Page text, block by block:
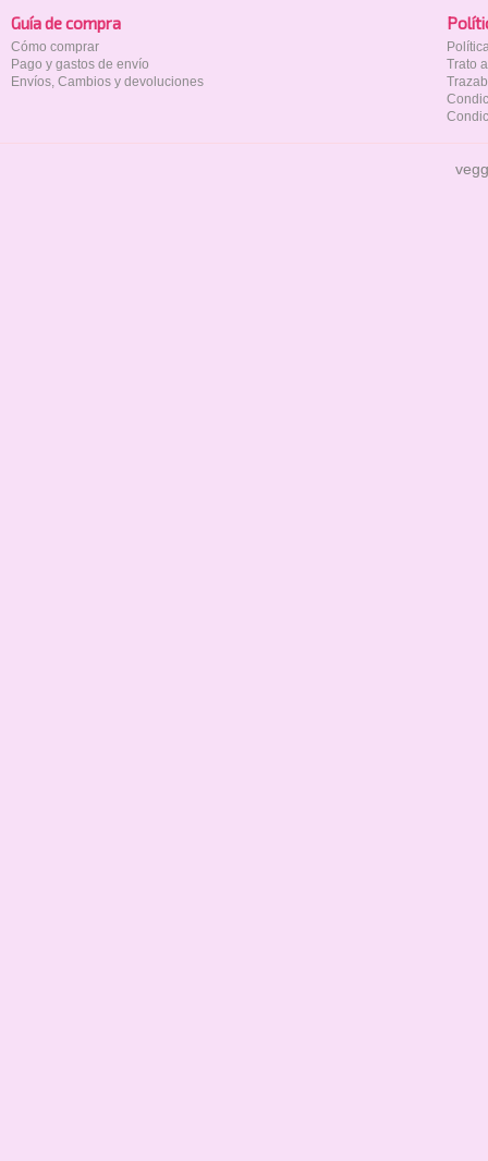
Guía de compra
Cómo comprar
Pago y gastos de envío
Envíos, Cambios y devoluciones
Trato